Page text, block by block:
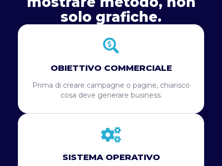
solo grafiche.
OBIETTIVO COMMERCIALE
Prima di creare campagne o pagine, chiarisco
cosa deve generare business.
SISTEMA OPERATIVO